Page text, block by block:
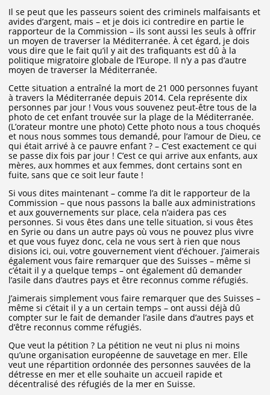
Il se peut que les passeurs soient des criminels malfaisants et
avides d’argent, mais – et je dois ici contredire en partie le
rapporteur de la Commission – ils sont aussi les seuls à offrir
un moyen de traverser la Méditerranée. À cet égard, je dois
vous dire que le fait qu’il y ait des trafiquants est dû à la
politique migratoire globale de l’Europe. Il n’y a pas d’autre
moyen de traverser la Méditerranée.
Cette situation a entraîné la mort de 21 000 personnes fuyant
à travers la Méditerranée depuis 2014. Cela représente dix
personnes par jour ! Vous vous souvenez peut-être tous de la
photo de cet enfant trouvée sur la plage de la Méditerranée.
(L’orateur montre une photo) Cette photo nous a tous choqués
et nous nous sommes tous demandé, pour l’amour de Dieu, ce
qui était arrivé à ce pauvre enfant ? – C’est exactement ce qui
se passe dix fois par jour ! C’est ce qui arrive aux enfants, aux
mères, aux hommes et aux femmes, dont certains sont en
fuite, sans que ce soit leur faute !
Si vous dites maintenant – comme l’a dit le rapporteur de la
Commission – que nous passons la balle aux administrations
et aux gouvernements sur place, cela n’aidera pas ces
personnes. Si vous êtes dans une telle situation, si vous êtes
en Syrie ou dans un autre pays où vous ne pouvez plus vivre
et que vous fuyez donc, cela ne vous sert à rien que nous
disions ici, oui, votre gouvernement vient d’échouer. J’aimerais
également vous faire remarquer que des Suisses – même si
c’était il y a quelque temps – ont également dû demander
l’asile dans d’autres pays et être reconnus comme réfugiés.
J’aimerais simplement vous faire remarquer que des Suisses –
même si c’était il y a un certain temps – ont aussi déjà dû
compter sur le fait de demander l’asile dans d’autres pays et
d’être reconnus comme réfugiés.
Que veut la pétition ? La pétition ne veut ni plus ni moins
qu’une organisation européenne de sauvetage en mer. Elle
veut une répartition ordonnée des personnes sauvées de la
détresse en mer et elle souhaite un accueil rapide et
décentralisé des réfugiés de la mer en Suisse.